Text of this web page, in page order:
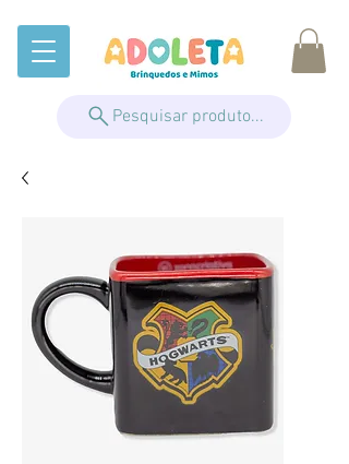
Pesquisar produto...